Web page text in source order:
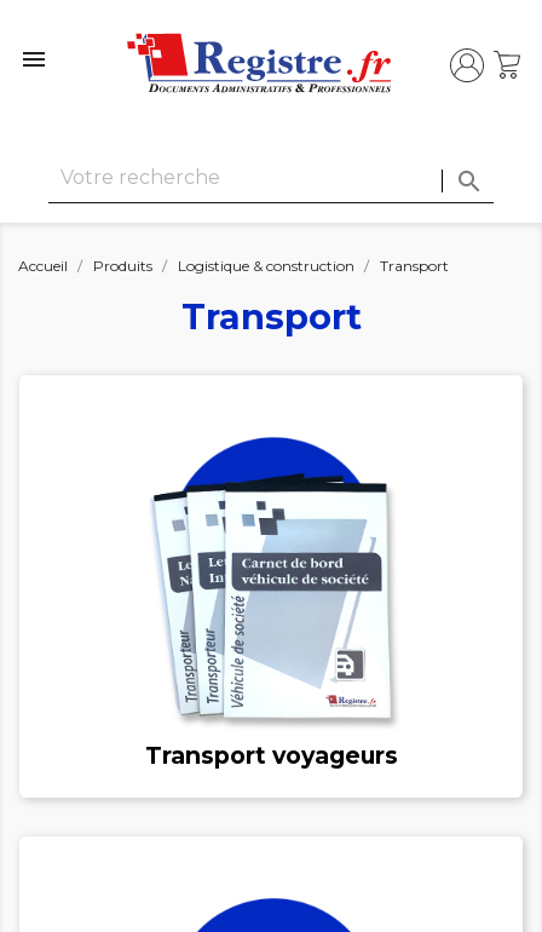


Accueil Produits Logistique & construction Transport
Transport
Transport voyageurs